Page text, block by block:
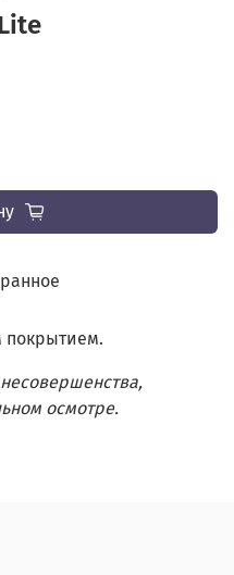
покрытием.
осмотре.